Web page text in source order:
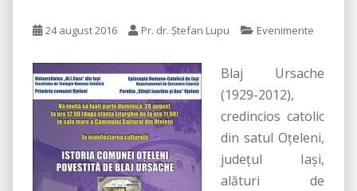
24 august 2016 Pr. dr. Ștefan Lupu Evenimente
Blaj Ursache
(1929-2012),
credincios catolic
din satul Oţeleni,
judeţul Iaşi,
alături de